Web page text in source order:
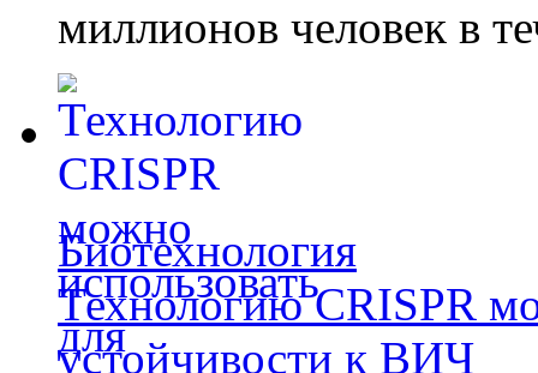
миллионов человек в
Биотехнология
Технологию CRISPR
устойчивости к ВИЧ